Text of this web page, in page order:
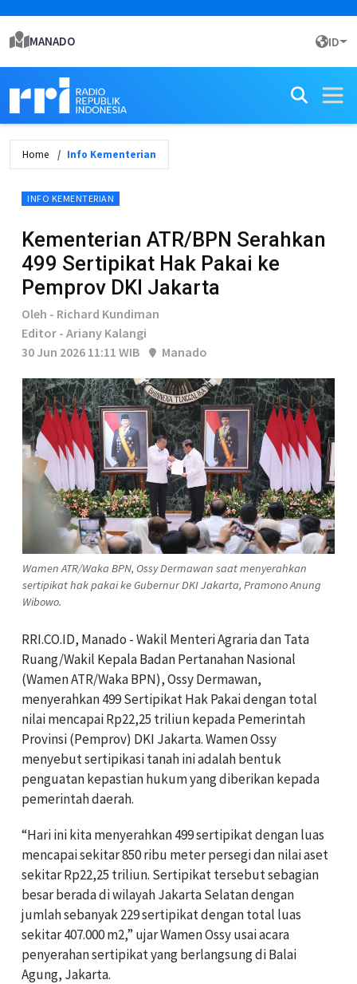
MANADO ID
Home Info Kementerian
INFO KEMENTERIAN
Kementerian ATR/BPN Serahkan
499 Sertipikat Hak Pakai ke
Pemprov DKI Jakarta
Oleh - Richard Kundiman
Editor - Ariany Kalangi
30 Jun 2026 11:11 WIB
Manado
Wamen ATR/Waka BPN, Ossy Dermawan saat menyerahkan
sertipikat hak pakai ke Gubernur DKI Jakarta, Pramono Anung
Wibowo.
RRI.CO.ID, Manado - Wakil Menteri Agraria dan Tata
Ruang/Wakil Kepala Badan Pertanahan Nasional
(Wamen ATR/Waka BPN), Ossy Dermawan,
menyerahkan 499 Sertipikat Hak Pakai dengan total
nilai mencapai Rp22,25 triliun kepada Pemerintah
Provinsi (Pemprov) DKI Jakarta. Wamen Ossy
menyebut sertipikasi tanah ini adalah bentuk
penguatan kepastian hukum yang diberikan kepada
pemerintah daerah.
“Hari ini kita menyerahkan 499 sertipikat dengan luas
mencapai sekitar 850 ribu meter persegi dan nilai aset
sekitar Rp22,25 triliun. Sertipikat tersebut sebagian
besar berada di wilayah Jakarta Selatan dengan
jumlah sebanyak 229 sertipikat dengan total luas
sekitar 407.000 m2,” ujar Wamen Ossy usai acara
penyerahan sertipikat yang berlangsung di Balai
Agung, Jakarta.